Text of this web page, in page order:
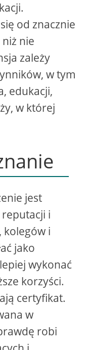
od znacznie
nie
zależy
w tym
edukacji,
w której
jest
i
kolegów i
jako
wykonać
korzyści.
certyfikat.
w
robi